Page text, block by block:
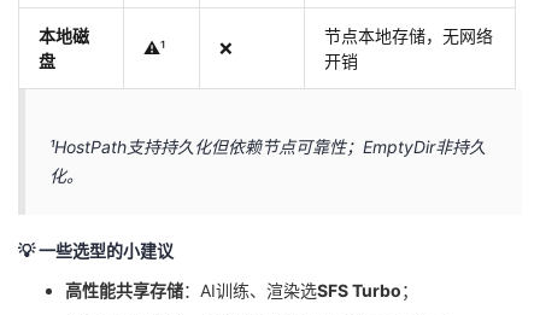
​本地磁
盘​
⚠️¹ ❌
节点本地存储，无网络
开销
¹HostPath支持持久化但依赖节点可靠性；EmptyDir非持久
化。
💡 ​​一些选型的小建议​
​高性能共享存储​​：AI训练、渲染选​​SFS Turbo​​；